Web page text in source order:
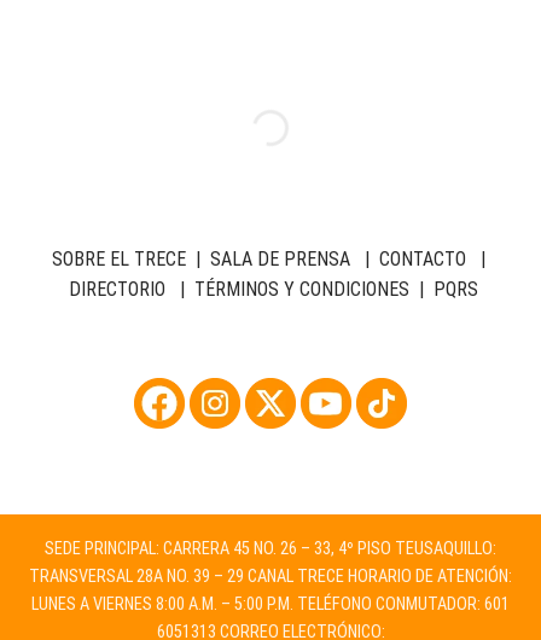
SOBRE EL TRECE| SALA DE PRENSA| CONTACTO |
DIRECTORIO | TÉRMINOS Y CONDICIONES | PQRS
SEDE PRINCIPAL: CARRERA 45 NO. 26 – 33, 4º PISO TEUSAQUILLO:
TRANSVERSAL 28A NO. 39 – 29 CANAL TRECE HORARIO DE ATENCIÓN:
LUNES A VIERNES 8:00 A.M. – 5:00 P.M. TELÉFONO CONMUTADOR: 601
6051313 CORREO ELECTRÓNICO: